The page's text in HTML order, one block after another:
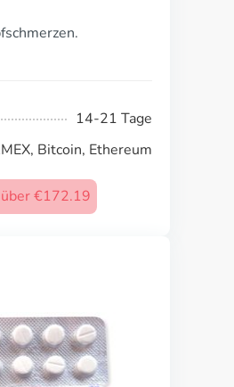
14-21 Tage
Bitcoin, Ethereum
€172.19